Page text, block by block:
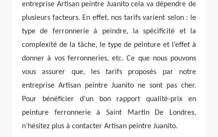
entreprise Artisan peintre Juanito cela va dépendre de
plusieurs facteurs. En effet, nos tarifs varient selon : le
type de ferronnerie à peindre, la spécificité et la
complexité de la tâche, le type de peinture et l’effet à
donner à vos ferronneries, etc. Ce que nous pouvons
vous assurer que, les tarifs proposés par notre
entreprise Artisan peintre Juanito ne sont pas cher.
Pour bénéficier d’un bon rapport qualité-prix en
peinture ferronnerie à Saint Martin De Londres,
n’hésitez plus à contacter Artisan peintre Juanito.